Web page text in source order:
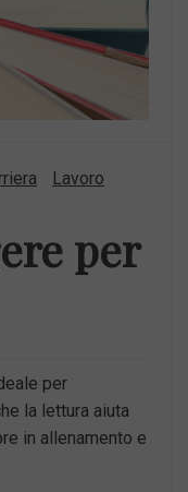
Lavoro
per
per
la lettura aiuta
in allenamento e